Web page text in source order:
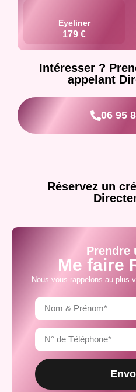
Prendre
Me faire
Nous vous rappelons au plus
Eyeliner
179 €
Intéresser ?
appelant
06 95
Réservez un